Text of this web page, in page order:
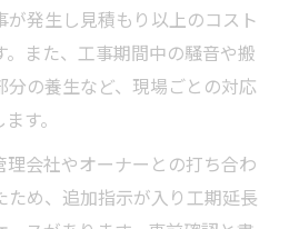
すスケルトン工事の進め方
きるスケルトン工事の流れ
許可と内装工事の関係性
業者選びで確認すべき許可
で失敗しない方法
の見積もりで注視すべき点
発生し見積もり以上のコスト
また、工事期間中の騒音や搬
分の養生など、現場ごとの対応
す。
会社やオーナーとの打ち合わ
め、追加指示が入り工期延長